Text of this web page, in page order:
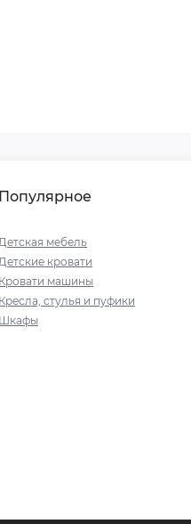
Популярное
мебель
кровати
Кровати машины
Кресла, стулья и пуфики
Шкафы